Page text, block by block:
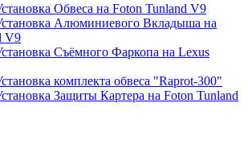
Обвеса на Foton Tunland V9
Алюминиевого Вкладыша на
V9
Съёмного Фаркопа на Lexus
комплекта обвеса "Raprot-300"
Защиты Картера на Foton Tunland